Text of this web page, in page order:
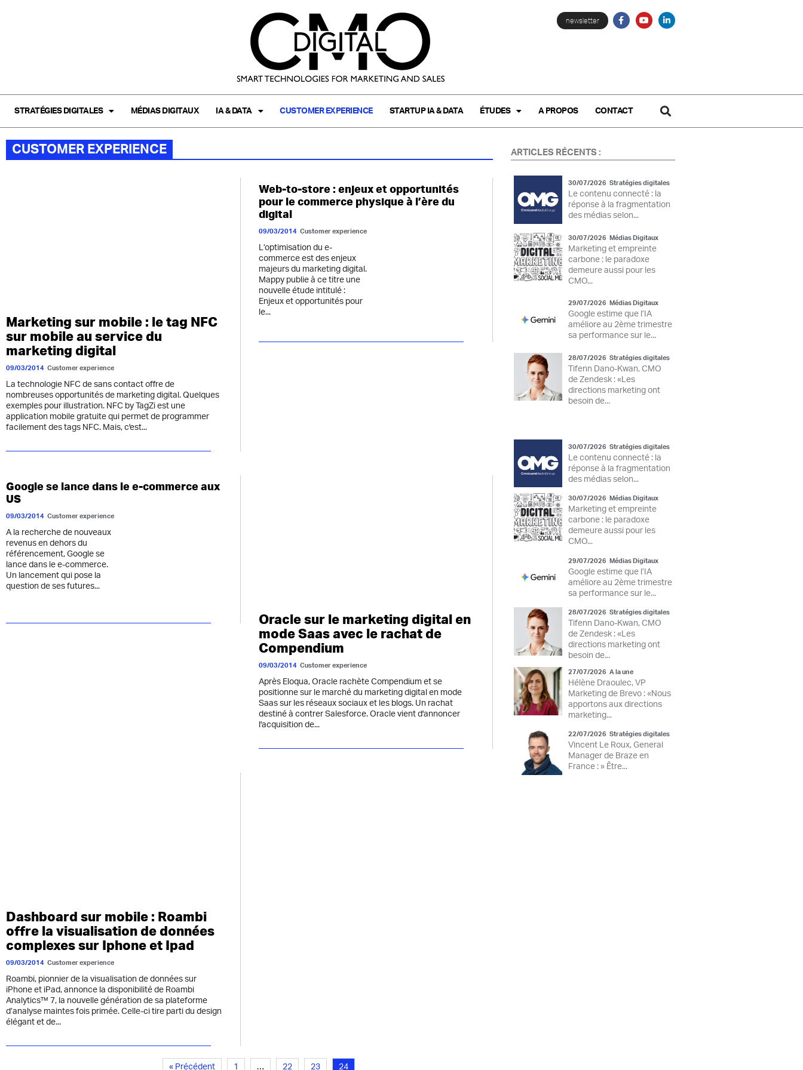
newsletter
STRATÉGIES DIGITALES MÉDIAS DIGITAUX IA & DATA CUSTOMER EXPERIENCE STARTUP IA & DATA ÉTUDES A PROPOS CONTACT
CUSTOMER EXPERIENCE
Marketing sur mobile : le tag NFC
sur mobile au service du
marketing digital
09/03/2014 Customer experience
La technologie NFC de sans contact offre de
nombreuses opportunités de marketing digital. Quelques
exemples pour illustration. NFC by TagZi est une
application mobile gratuite qui permet de programmer
facilement des tags NFC. Mais, c'est...
Web-to-store : enjeux et opportunités
pour le commerce physique à l’ère du
digital
09/03/2014 Customer experience
L’optimisation du e-
commerce est des enjeux
majeurs du marketing digital.
Mappy publie à ce titre une
nouvelle étude intitulé :
Enjeux et opportunités pour
le...
Google se lance dans le e-commerce aux
US
09/03/2014 Customer experience
A la recherche de nouveaux
revenus en dehors du
référencement, Google se
lance dans le e-commerce.
Un lancement qui pose la
question de ses futures...
Oracle sur le marketing digital en
mode Saas avec le rachat de
Compendium
09/03/2014 Customer experience
Après Eloqua, Oracle rachète Compendium et se
positionne sur le marché du marketing digital en mode
Saas sur les réseaux sociaux et les blogs. Un rachat
destiné à contrer Salesforce. Oracle vient d'annoncer
l'acquisition de...
Dashboard sur mobile : Roambi
offre la visualisation de données
complexes sur Iphone et Ipad
09/03/2014 Customer experience
Roambi, pionnier de la visualisation de données sur
iPhone et iPad, annonce la disponibilité de Roambi
Analytics™ 7, la nouvelle génération de sa plateforme
d’analyse maintes fois primée. Celle-ci tire parti du design
élégant et de...
« Précédent 1 … 22 23 24
ARTICLES RÉCENTS :
30/07/2026 Stratégies digitales
Le contenu connecté : la
réponse à la fragmentation
des médias selon...
30/07/2026 Médias Digitaux
Marketing et empreinte
carbone : le paradoxe
demeure aussi pour les
CMO...
29/07/2026 Médias Digitaux
Google estime que l’IA
améliore au 2ème trimestre
sa performance sur le...
28/07/2026 Stratégies digitales
Tifenn Dano-Kwan, CMO
de Zendesk : «Les
directions marketing ont
besoin de...
30/07/2026 Stratégies digitales
Le contenu connecté : la
réponse à la fragmentation
des médias selon...
30/07/2026 Médias Digitaux
Marketing et empreinte
carbone : le paradoxe
demeure aussi pour les
CMO...
29/07/2026 Médias Digitaux
Google estime que l’IA
améliore au 2ème trimestre
sa performance sur le...
28/07/2026 Stratégies digitales
Tifenn Dano-Kwan, CMO
de Zendesk : «Les
directions marketing ont
besoin de...
27/07/2026 A la une
Hélène Draoulec, VP
Marketing de Brevo : «Nous
apportons aux directions
marketing...
22/07/2026 Stratégies digitales
Vincent Le Roux, General
Manager de Braze en
France : » Être...